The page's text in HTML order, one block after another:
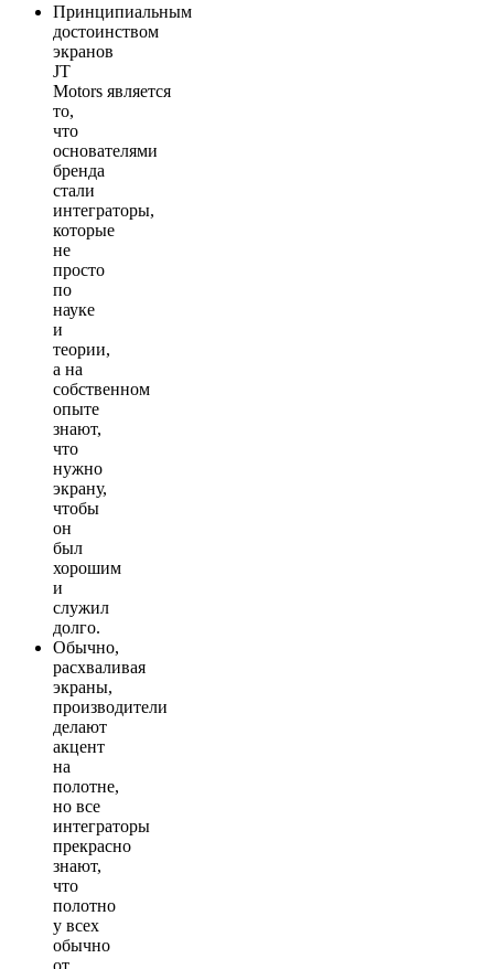
Принципиальным
достоинством
экранов
JT
Motors является
то,
что
основателями
бренда
стали
интеграторы,
которые
не
просто
по
науке
и
теории,
а на
собственном
опыте
знают,
что
нужно
экрану,
чтобы
он
был
хорошим
и
служил
долго.
Обычно,
расхваливая
экраны,
производители
делают
акцент
на
полотне,
но все
интеграторы
прекрасно
знают,
что
полотно
у всех
обычно
от